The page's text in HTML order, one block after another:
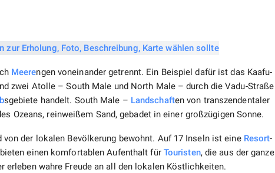
Meerengen voneinander getrennt. Ein Beispiel dafür ist das Kaafu-
zwei Atolle – South Male und North Male – durch die Vadu-Straße
sgebiete handelt. South Male – Landschaften von transzendentaler
Ozeans, reinweißem Sand, gebadet in einer großzügigen Sonne.
der lokalen Bevölkerung bewohnt. Auf 17 Inseln ist eine Resort-
einen komfortablen Aufenthalt für Touristen, die aus der
erleben wahre Freude an all den lokalen Köstlichkeiten.